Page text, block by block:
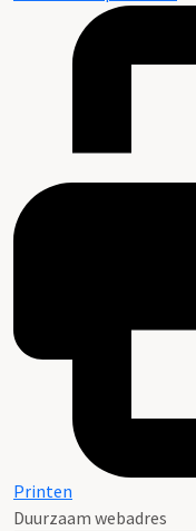
Printen
Duurzaam webadres